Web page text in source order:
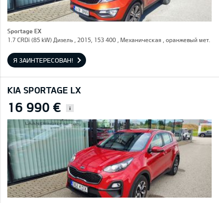
Sportage EX
1.7 CRDi (85 kW) Дизель , 2015, 153 400 , Механическая , оранжевый мет.
Я ЗАИНТЕРЕСОВАН!
KIA SPORTAGE LX
16 990 € i